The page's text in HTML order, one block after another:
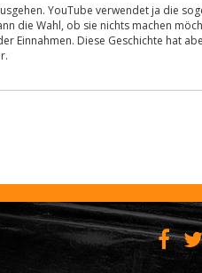
YouTube verwendet ja die
die Wahl, ob sie nichts machen
Einnahmen. Diese Geschichte hat